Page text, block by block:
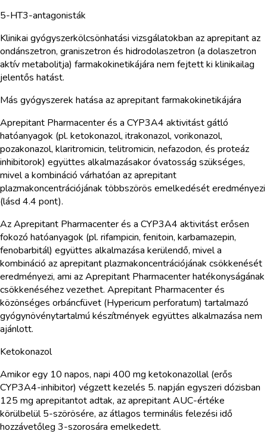
5-HT3-antagonisták
Klinikai gyógyszerkölcsönhatási vizsgálatokban az aprepitant az
ondánszetron, graniszetron és hidrodolaszetron (a dolaszetron
aktív metabolitja) farmakokinetikájára nem fejtett ki klinikailag
jelentős hatást.
Más gyógyszerek hatása az aprepitant farmakokinetikájára
Aprepitant Pharmacenter és a CYP3A4 aktivitást gátló
hatóanyagok (pl. ketokonazol, itrakonazol, vorikonazol,
pozakonazol, klaritromicin, telitromicin, nefazodon, és proteáz
inhibitorok) együttes alkalmazásakor óvatosság szükséges,
mivel a kombináció várhatóan az aprepitant
plazmakoncentrációjának többszörös emelkedését eredményezi
(lásd 4.4 pont).
Az Aprepitant Pharmacenter és a CYP3A4 aktivitást erősen
fokozó hatóanyagok (pl. rifampicin, fenitoin, karbamazepin,
fenobarbitál) együttes alkalmazása kerülendő, mivel a
kombináció az aprepitant plazmakoncentrációjának csökkenését
eredményezi, ami az Aprepitant Pharmacenter hatékonyságának
csökkenéséhez vezethet. Aprepitant Pharmacenter és
közönséges orbáncfüvet (Hypericum perforatum) tartalmazó
gyógynövénytartalmú készítmények együttes alkalmazása nem
ajánlott.
Ketokonazol
Amikor egy 10 napos, napi 400 mg ketokonazollal (erős
CYP3A4-inhibitor) végzett kezelés 5. napján egyszeri dózisban
125 mg aprepitantot adtak, az aprepitant AUC-értéke
körülbelül 5-szörösére, az átlagos terminális felezési idő
hozzávetőleg 3-szorosára emelkedett.